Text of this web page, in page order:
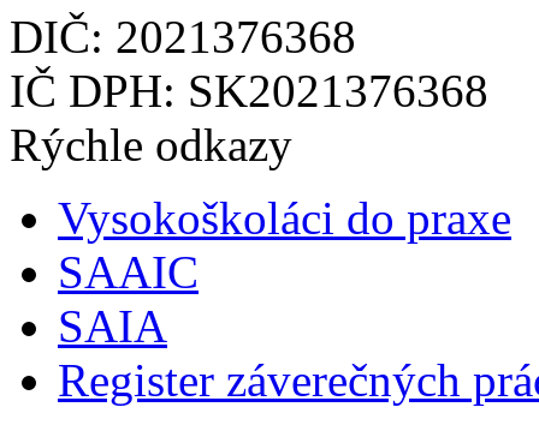
DIČ: 2021376368
IČ DPH: SK2021376368
Rýchle odkazy
Vysokoškoláci do praxe
SAAIC
SAIA
Register záverečných